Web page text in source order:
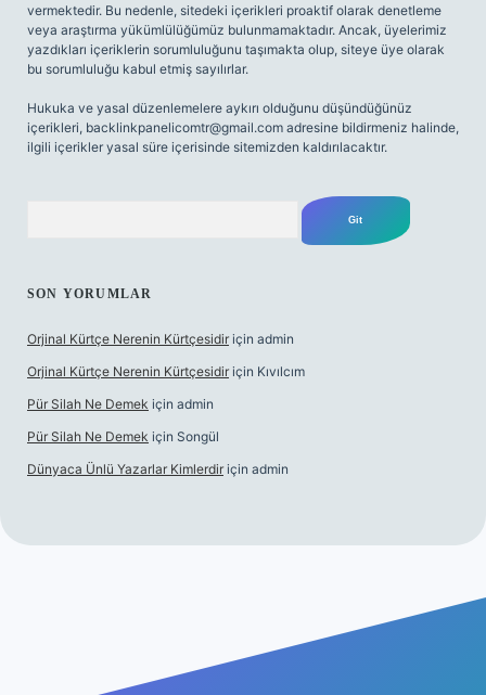
vermektedir. Bu nedenle, sitedeki içerikleri proaktif olarak denetleme
veya araştırma yükümlülüğümüz bulunmamaktadır. Ancak, üyelerimiz
yazdıkları içeriklerin sorumluluğunu taşımakta olup, siteye üye olarak
bu sorumluluğu kabul etmiş sayılırlar.
Hukuka ve yasal düzenlemelere aykırı olduğunu düşündüğünüz
içerikleri, backlinkpanelicomtr@gmail.com adresine bildirmeniz halinde,
ilgili içerikler yasal süre içerisinde sitemizden kaldırılacaktır.
SON YORUMLAR
Orjinal Kürtçe Nerenin Kürtçesidir için admin
Orjinal Kürtçe Nerenin Kürtçesidir için Kıvılcım
Pür Silah Ne Demek için admin
Pür Silah Ne Demek için Songül
Dünyaca Ünlü Yazarlar Kimlerdir için admin